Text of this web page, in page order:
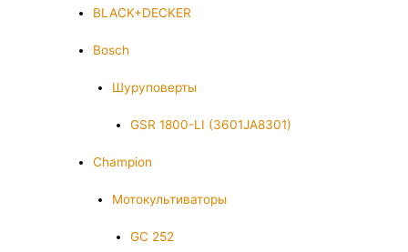
BLACK+DECKER
Bosch
Шуруповерты
GSR 1800-LI (3601JA8301)
Champion
Мотокультиваторы
GC 252